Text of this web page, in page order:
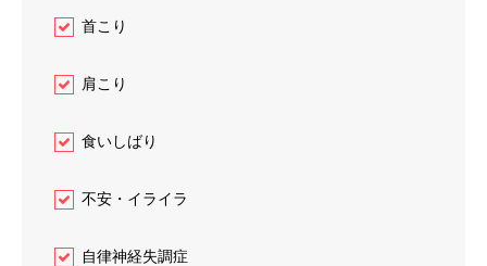
首こり
肩こり
食いしばり
不安・イライラ
自律神経失調症